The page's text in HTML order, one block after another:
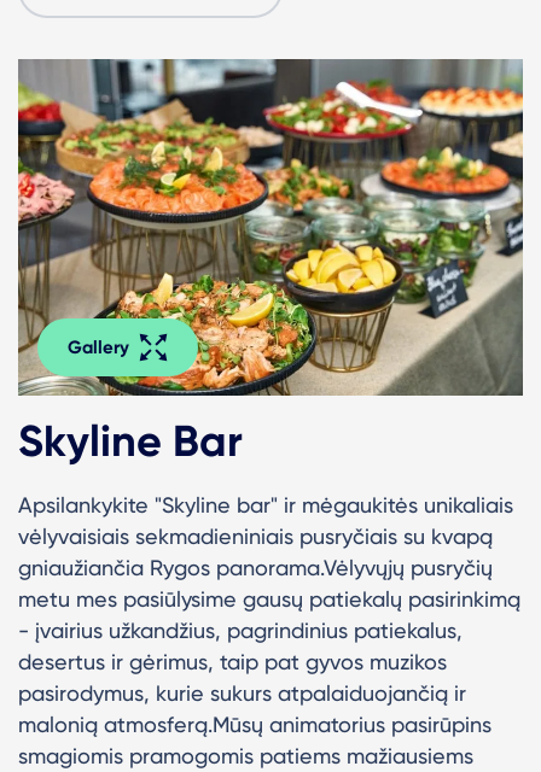
Gallery
Skyline Bar
Apsilankykite "Skyline bar" ir mėgaukitės unikaliais
vėlyvaisiais sekmadieniniais pusryčiais su kvapą
gniaužiančia Rygos panorama.Vėlyvųjų pusryčių
metu mes pasiūlysime gausų patiekalų pasirinkimą
- įvairius užkandžius, pagrindinius patiekalus,
desertus ir gėrimus, taip pat gyvos muzikos
pasirodymus, kurie sukurs atpalaiduojančią ir
malonią atmosferą.Mūsų animatorius pasirūpins
smagiomis pramogomis patiems mažiausiems